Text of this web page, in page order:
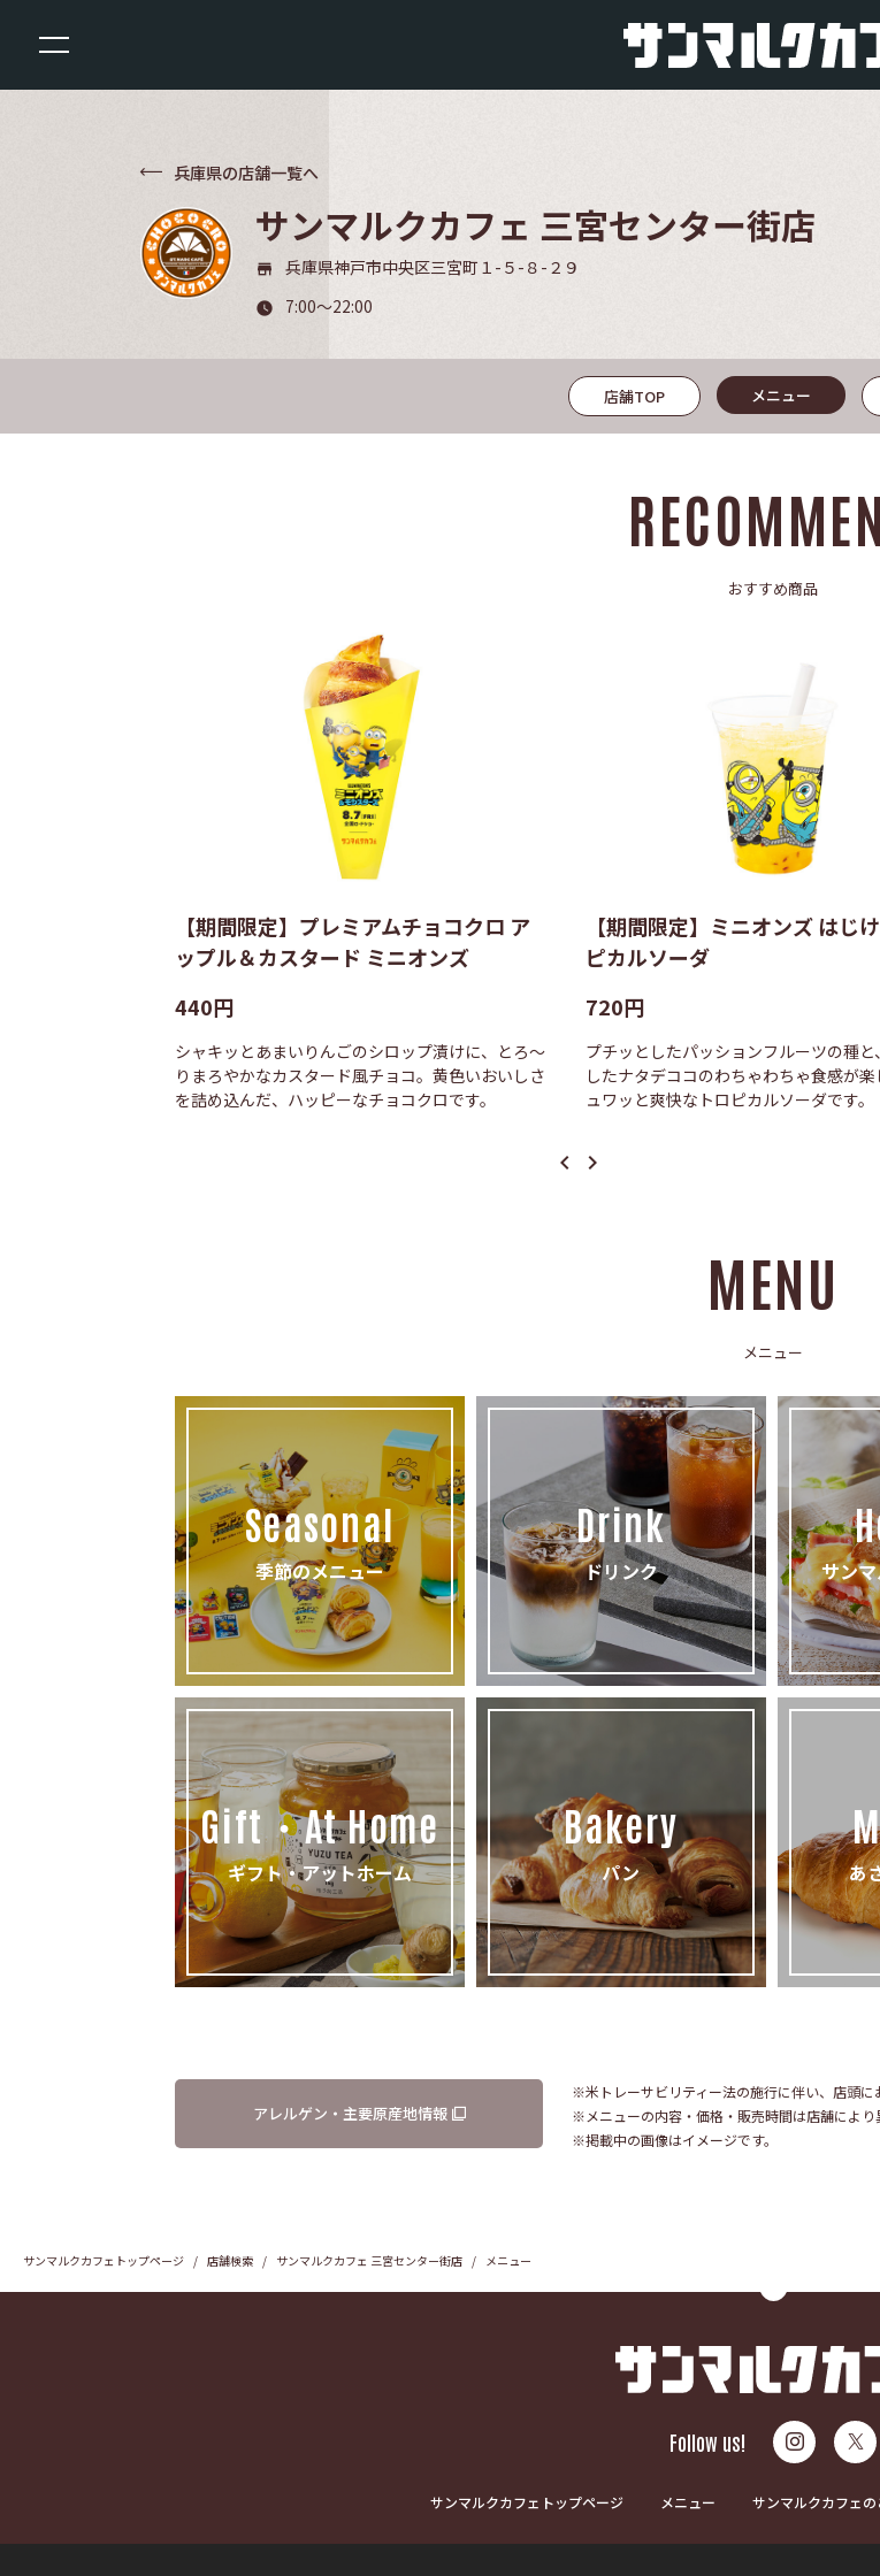
兵庫県の店舗一覧へ
サンマルクカフェ 三宮センター街店
store_mall_directory 兵庫県神戸市中央区三宮町１-５-８-２９
watch_later 7:00～22:00
店舗TOP メニュー
おすすめ商品
【期間限定】プレミアムチョコクロ ア
ップル＆カスタード ミニオンズ
440円
シャキッとあまいりんごのシロップ漬けに、とろ〜
りまろやかなカスタード風チョコ。黄色いおいしさ
を詰め込んだ、ハッピーなチョコクロです。
【期間限定】ミニオンズ はじ
ピカルソーダ
720円
プチッとしたパッションフルーツの種と
したナタデココのわちゃわちゃ食感が
ュワッと爽快なトロピカルソーダです。
navigate_before navigate_next
MENU
メニュー
Seasonal
季節のメニュー
Drink
ドリンク サン
Gift・At Home
ギフト・アットホーム
Bakery
パン あ
アレルゲン・主要原産地情報
※米トレーサビリティー法の施行に伴い、店頭に
※メニューの内容・価格・販売時間は店舗により
※掲載中の画像はイメージです。
サンマルクカフェトップページ 店舗検索 サンマルクカフェ 三宮センター街店 メニュー
Follow us!
サンマルクカフェトップページ メニュー サンマルクカフェの